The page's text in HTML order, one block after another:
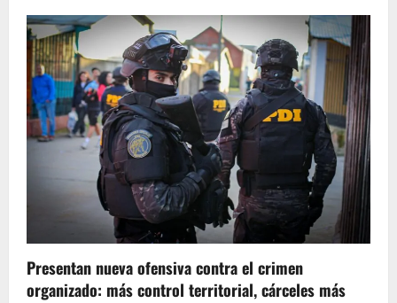
Presentan nueva ofensiva contra el crimen
organizado: más control territorial, cárceles más